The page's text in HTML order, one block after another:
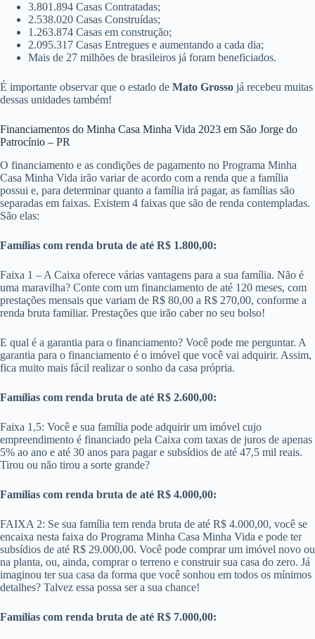
3.801.894 Casas Contratadas;
2.538.020 Casas Construídas;
1.263.874 Casas em construção;
2.095.317 Casas Entregues e aumentando a cada dia;
Mais de 27 milhões de brasileiros já foram beneficiados.
É importante observar que o estado de Mato Grosso já recebeu muitas
dessas unidades também!
Financiamentos do Minha Casa Minha Vida 2023 em São Jorge do
Patrocínio – PR
O financiamento e as condições de pagamento no Programa Minha
Casa Minha Vida irão variar de acordo com a renda que a família
possui e, para determinar quanto a família irá pagar, as famílias são
separadas em faixas. Existem 4 faixas que são de renda contempladas.
São elas:
Famílias com renda bruta de até R$ 1.800,00:
Faixa 1 – A Caixa oferece várias vantagens para a sua família. Não é
uma maravilha? Conte com um financiamento de até 120 meses, com
prestações mensais que variam de R$ 80,00 a R$ 270,00, conforme a
renda bruta familiar. Prestações que irão caber no seu bolso!
E qual é a garantia para o financiamento? Você pode me perguntar. A
garantia para o financiamento é o imóvel que você vai adquirir. Assim,
fica muito mais fácil realizar o sonho da casa própria.
Famílias com renda bruta de até R$ 2.600,00:
Faixa 1,5: Você e sua família pode adquirir um imóvel cujo
empreendimento é financiado pela Caixa com taxas de juros de apenas
5% ao ano e até 30 anos para pagar e subsídios de até 47,5 mil reais.
Tirou ou não tirou a sorte grande?
Famílias com renda bruta de até R$ 4.000,00:
FAIXA 2: Se sua família tem renda bruta de até R$ 4.000,00, você se
encaixa nesta faixa do Programa Minha Casa Minha Vida e pode ter
subsídios de até R$ 29.000,00. Você pode comprar um imóvel novo ou
na planta, ou, ainda, comprar o terreno e construir sua casa do zero. Já
imaginou ter sua casa da forma que você sonhou em todos os mínimos
detalhes? Talvez essa possa ser a sua chance!
Famílias com renda bruta de até R$ 7.000,00: